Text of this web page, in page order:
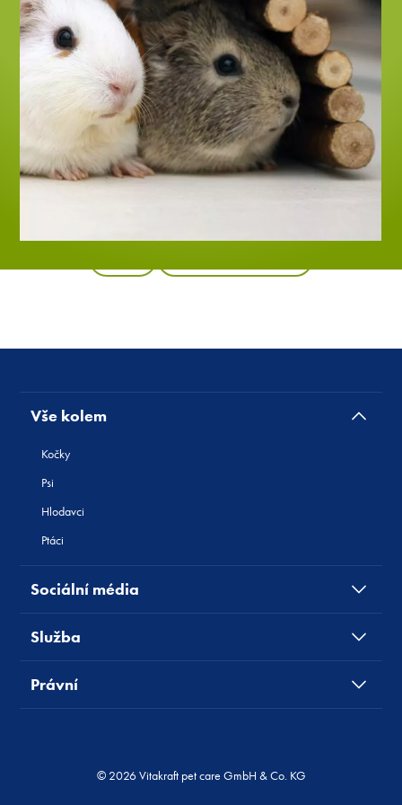
Vše kolem
Kočky
Psi
Hlodavci
Ptáci
Sociální média
Služba
Právní
© 2026 Vitakraft pet care GmbH & Co. KG